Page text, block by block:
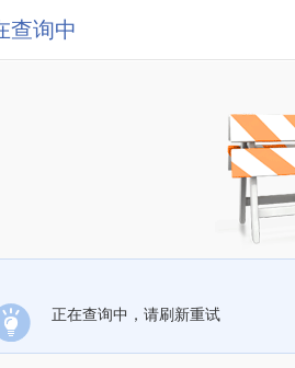
查询中
正在查询中，请刷新重试